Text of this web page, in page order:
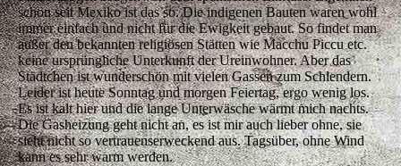
schon seit Mexiko ist das so. Die indigenen Bauten waren wohl
immer einfach und nicht für die Ewigkeit gebaut. So findet man
außer den bekannten religiösen Stätten wie Macchu Piccu etc.
keine ursprüngliche Unterkunft der Ureinwohner. Aber das
Städtchen ist wunderschön mit vielen Gassen zum Schlendern.
Leider ist heute Sonntag und morgen Feiertag, ergo wenig los.
Es ist kalt hier und die lange Unterwäsche wärmt mich nachts.
Die Gasheizung geht nicht an, es ist mir auch lieber ohne, sie
sieht nicht so vertrauenserweckend aus. Tagsüber, ohne Wind
kann es sehr warm werden.